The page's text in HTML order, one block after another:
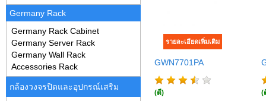
GWN7701PA
(ดี) (
Germany Rack
Germany Rack Cabinet
Germany Server Rack
Germany Wall Rack
Accessories Rack
กล้องวงจรปิดและอุปกรณ์เสริม